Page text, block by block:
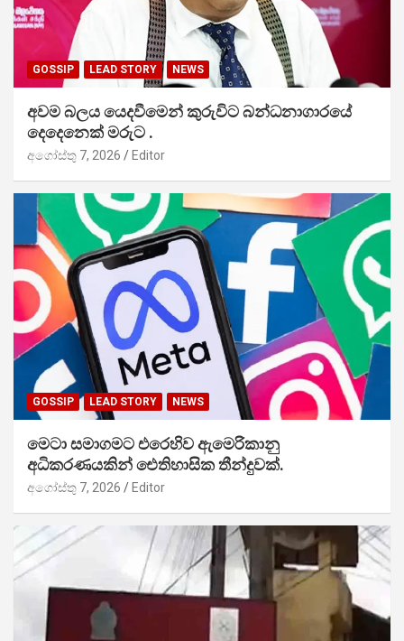
GOSSIP LEAD STORY NEWS
අවම බලය යෙදවීමෙන් කුරුවිට බන්ධනාගාරයේ
දෙදෙනෙක් මරුට .
අගෝස්තු 7, 2026 Editor
GOSSIP LEAD STORY NEWS
මෙටා සමාගමට එරෙහිව ඇමෙරිකානු
අධිකරණයකින් ඓතිහාසික තීන්දුවක්.
අගෝස්තු 7, 2026 Editor